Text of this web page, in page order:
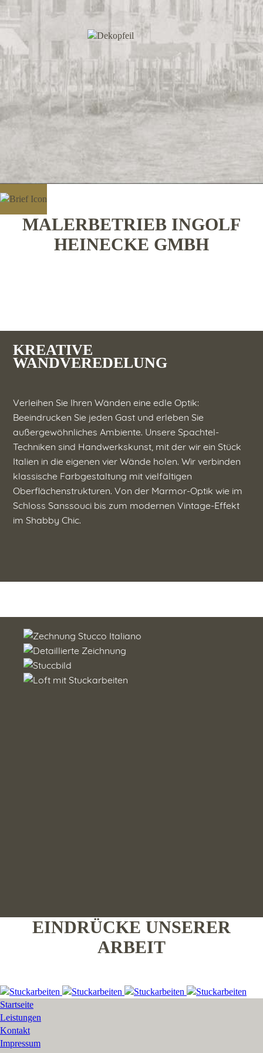
MALERBETRIEB INGOLF
HEINECKE GMBH
KREATIVE
WANDVEREDELUNG
Verleihen Sie Ihren Wänden eine edle Optik:
Beeindrucken Sie jeden Gast und erleben Sie
außergewöhnliches Ambiente. Unsere Spachtel-
Techniken sind Handwerkskunst, mit der wir ein Stück
Italien in die eigenen vier Wände holen. Wir verbinden
klassische Farbgestaltung mit vielfältigen
Oberflächenstrukturen. Von der Marmor-Optik wie im
Schloss Sanssouci bis zum modernen Vintage-Effekt
im Shabby Chic.
EINDRÜCKE UNSERER
ARBEIT
Startseite
Leistungen
Kontakt
Impressum